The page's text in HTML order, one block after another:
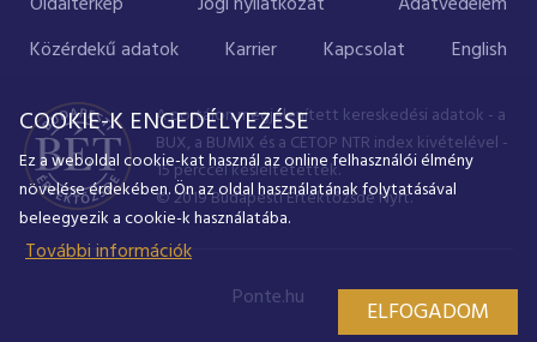
Közérdekű adatok
Karrier Kapcsolat English
A portálon megjelenített kereskedési adatok - a
BUX, a BUMIX és a CETOP NTR index kivételével -
15 perccel késleltetettek.
© 2019 Budapesti Értéktőzsde Nyrt.
Ponte.hu
COOKIE-K ENGEDÉLYEZÉSE
Ez a weboldal cookie-kat használ az online felhasználói élmény
növelése érdekében. Ön az oldal használatának folytatásával
beleegyezik a cookie-k használatába.
További információk
ELFOGADOM